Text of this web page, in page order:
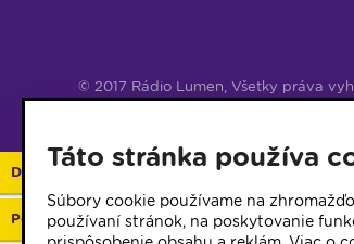
© 2017 Rádio Lumen, Všetky práva
Darujte 2%
Podporte vaše rádio
Táto stránka používa
Súbory cookie používame na
používaní stránok, na poskytovanie